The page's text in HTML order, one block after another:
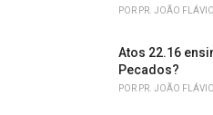
POR PR. JOÃO
Atos 22.16
Pecados?
POR PR. JOÃO